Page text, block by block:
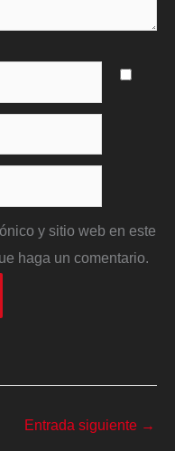
y sitio web en este
haga un comentario.
Entrada siguiente →